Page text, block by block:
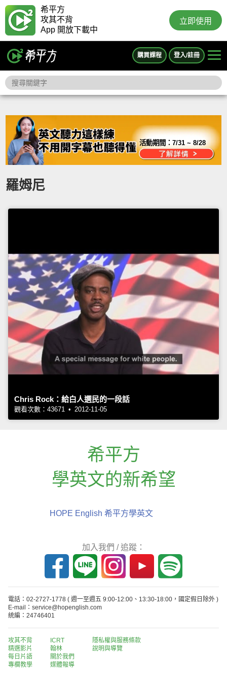
希平方
攻其不背
App 開放下載中
立即使用
購買課程 登入/註冊
活動期間：7/31 ~ 8/28
羅姆尼
Chris Rock：給白人選民的一段話
觀看次數：43671 • 2012-11-05
希平方
學英文的新希望
HOPE English 希平方學英文
加入我們 / 追蹤：
電話：02-2727-1778 ( 週一至週五 9:00-12:00、13:30-18:00，國定假日除外 )
E-mail：service@hopenglish.com
統編：24746401
攻其不背
精選影片
每日片語
專欄教學
ICRT
翰林
關於我們
媒體報導
隱私權與服務條款
說明與導覽